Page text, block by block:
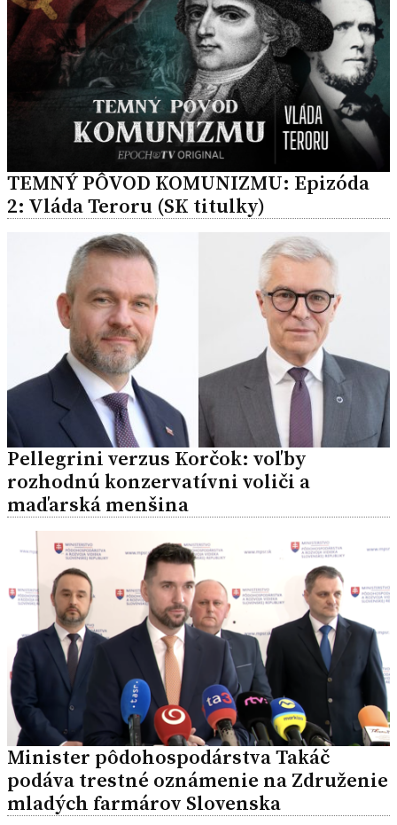
TEMNÝ PÔVOD KOMUNIZMU: Epizóda
2: Vláda Teroru (SK titulky)
Pellegrini verzus Korčok: voľby
rozhodnú konzervatívni voliči a
maďarská menšina
Minister pôdohospodárstva Takáč
podáva trestné oznámenie na Združenie
mladých farmárov Slovenska